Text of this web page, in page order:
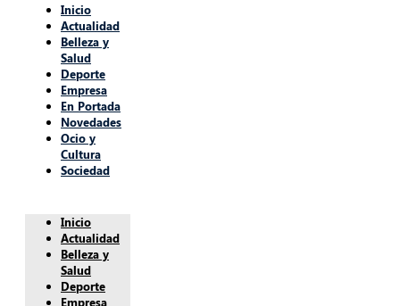
Inicio
Actualidad
Belleza y
Salud
Deporte
Empresa
En Portada
Novedades
Ocio y
Cultura
Sociedad
Inicio
Actualidad
Belleza y
Salud
Deporte
Empresa